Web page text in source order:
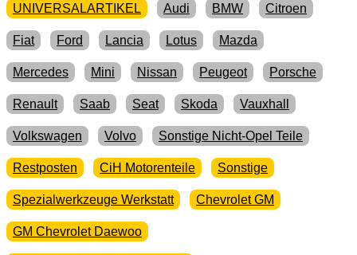
UNIVERSALARTIKEL Audi BMW Citroen
Fiat Ford Lancia Lotus Mazda
Mercedes Mini Nissan Peugeot Porsche
Renault Saab Seat Skoda Vauxhall
Volkswagen Volvo Sonstige Nicht-Opel Teile
Restposten CiH Motorenteile Sonstige
Spezialwerkzeuge Werkstatt Chevrolet GM
GM Chevrolet Daewoo